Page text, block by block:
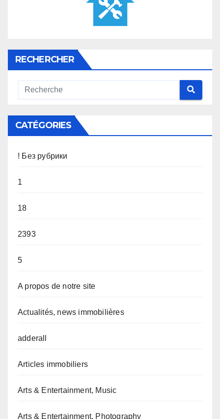
RECHERCHER
CATÉGORIES
! Без рубрики
1
18
2393
5
A propos de notre site
Actualités, news immobilières
adderall
Articles immobiliers
Arts & Entertainment, Music
Arts & Entertainment, Photography